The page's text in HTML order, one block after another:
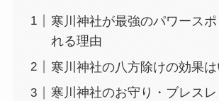
寒川神社が最強のパワース
れる理由
寒川神社の八方除けの効果は
寒川神社のお守り・ブレス